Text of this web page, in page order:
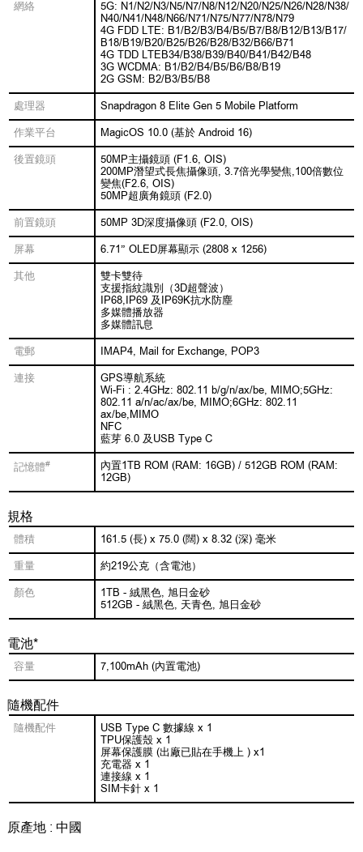
網絡
5G: N1/N2/N3/N5/N7/N8/N12/N20/N25/N26/N28/N38/
N40/N41/N48/N66/N71/N75/N77/N78/N79
4G FDD LTE: B1/B2/B3/B4/B5/B7/B8/B12/B13/B17/
B18/B19/B20/B25/B26/B28/B32/B66/B71
4G TDD LTEB34/B38/B39/B40/B41/B42/B48
3G WCDMA: B1/B2/B4/B5/B6/B8/B19
2G GSM: B2/B3/B5/B8
處理器 Snapdragon 8 Elite Gen 5 Mobile Platform
作業平台 MagicOS 10.0 (基於 Android 16)
後置鏡頭
50MP主攝鏡頭 (F1.6, OIS)
200MP潛望式長焦攝像頭, 3.7倍光學變焦,100倍數位
變焦(F2.6, OIS)
50MP超廣角鏡頭 (F2.0)
前置鏡頭 50MP 3D深度攝像頭 (F2.0, OIS)
屏幕 6.71” OLED屏幕顯示 (2808 x 1256)
其他
雙卡雙待
支援指紋識別（3D超聲波）
IP68,IP69 及IP69K抗水防塵
多媒體播放器
多媒體訊息
電郵 IMAP4, Mail for Exchange, POP3
連接
GPS導航系統
Wi-Fi : 2.4GHz: 802.11 b/g/n/ax/be, MIMO;5GHz:
802.11 a/n/ac/ax/be, MIMO;6GHz: 802.11
ax/be,MIMO
NFC
藍芽 6.0 及USB Type C
記憶體#
內置1TB ROM (RAM: 16GB) / 512GB ROM (RAM:
12GB)
規格
體積 161.5 (長) x 75.0 (闊) x 8.32 (深) 毫米
重量 約219公克（含電池）
顏色
1TB - 絨黑色, 旭日金砂
512GB - 絨黑色, 天青色, 旭日金砂
電池*
容量 7,100mAh (內置電池)
隨機配件
隨機配件
USB Type C 數據線 x 1
TPU保護殼 x 1
屏幕保護膜 (出廠已貼在手機上 ) x1
充電器 x 1
連接線 x 1
SIM卡針 x 1
原產地 : 中國